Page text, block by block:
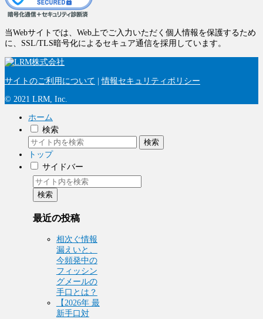
当Webサイトでは、Web上でご入力いただく個人情報を保護するため
に、SSL/TLS暗号化によるセキュア通信を採用しています。
サイトのご利用について |情報セキュリティポリシー
© 2021 LRM, Inc.
ホーム
検索
検索
トップ
サイドバー
検索
最近の投稿
相次ぐ情報
漏えいと、
今頻発中の
フィッシン
グメールの
手口とは？
【2026年 最
新手口対